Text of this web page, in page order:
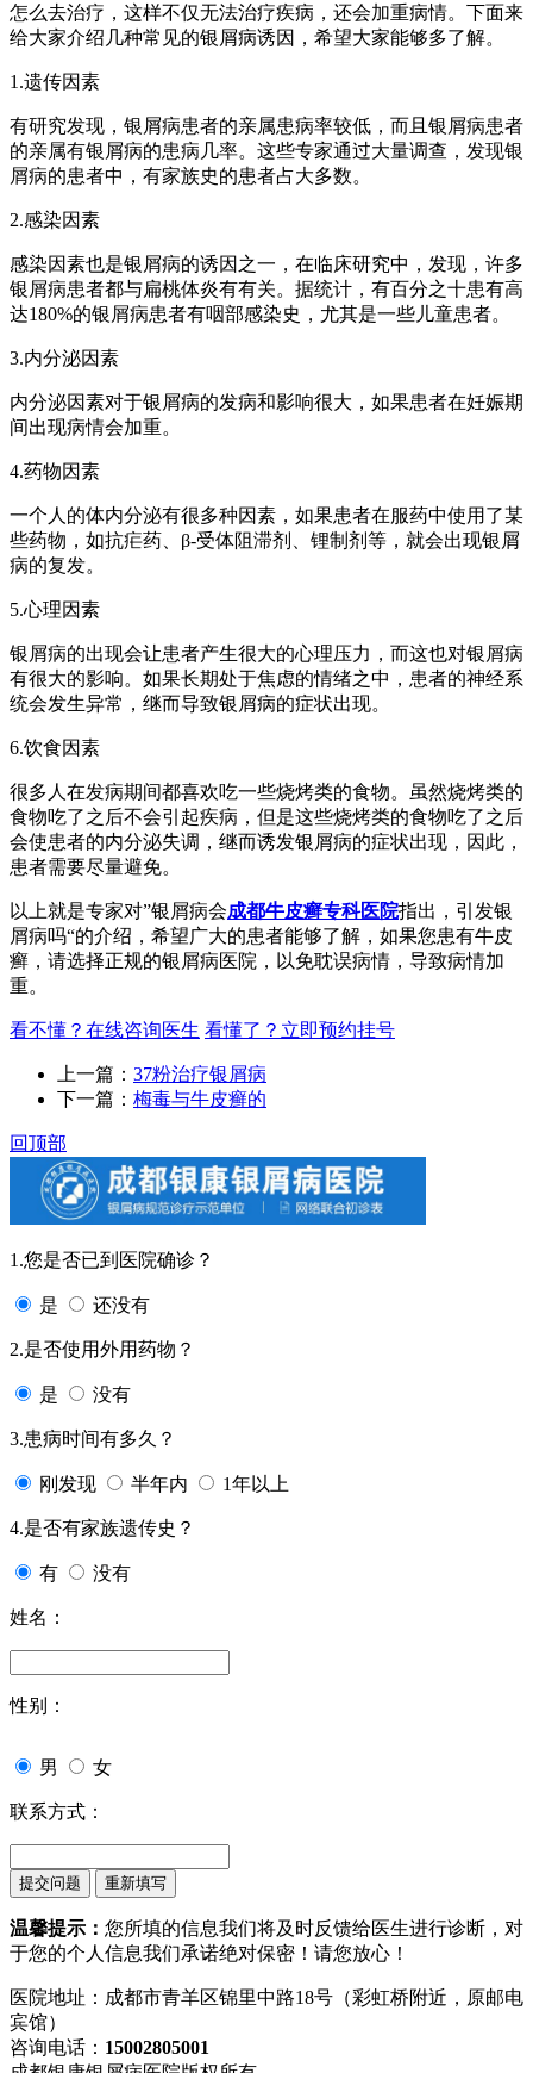
怎么去治疗，这样不仅无法治疗疾病，还会加重病情。下面来
给大家介绍几种常见的银屑病诱因，希望大家能够多了解。
1.遗传因素
有研究发现，银屑病患者的亲属患病率较低，而且银屑病患者
的亲属有银屑病的患病几率。这些专家通过大量调查，发现银
屑病的患者中，有家族史的患者占大多数。
2.感染因素
感染因素也是银屑病的诱因之一，在临床研究中，发现，许多
银屑病患者都与扁桃体炎有有关。据统计，有百分之十患有高
达180%的银屑病患者有咽部感染史，尤其是一些儿童患者。
3.内分泌因素
内分泌因素对于银屑病的发病和影响很大，如果患者在妊娠期
间出现病情会加重。
4.药物因素
一个人的体内分泌有很多种因素，如果患者在服药中使用了某
些药物，如抗疟药、β-受体阻滞剂、锂制剂等，就会出现银屑
病的复发。
5.心理因素
银屑病的出现会让患者产生很大的心理压力，而这也对银屑病
有很大的影响。如果长期处于焦虑的情绪之中，患者的神经系
统会发生异常，继而导致银屑病的症状出现。
6.饮食因素
很多人在发病期间都喜欢吃一些烧烤类的食物。虽然烧烤类的
食物吃了之后不会引起疾病，但是这些烧烤类的食物吃了之后
会使患者的内分泌失调，继而诱发银屑病的症状出现，因此，
患者需要尽量避免。
以上就是专家对”银屑病会成都牛皮癣专科医院指出，引发银
屑病吗“的介绍，希望广大的患者能够了解，如果您患有牛皮
癣，请选择正规的银屑病医院，以免耽误病情，导致病情加
重。
看不懂？在线咨询医生 看懂了？立即预约挂号
上一篇： 37粉治疗银屑病
下一篇： 梅毒与牛皮癣的
回顶部
1.您是否已到医院确诊？
是 还没有
2.是否使用外用药物？
是 没有
3.患病时间有多久？
刚发现 半年内 1年以上
4.是否有家族遗传史？
有 没有
姓名：
性别：
男 女
联系方式：
温馨提示： 您所填的信息我们将及时反馈给医生进行诊断，对
于您的个人信息我们承诺绝对保密！请您放心！
医院地址：成都市青羊区锦里中路18号（彩虹桥附近，原邮电
宾馆）
咨询电话： 15002805001